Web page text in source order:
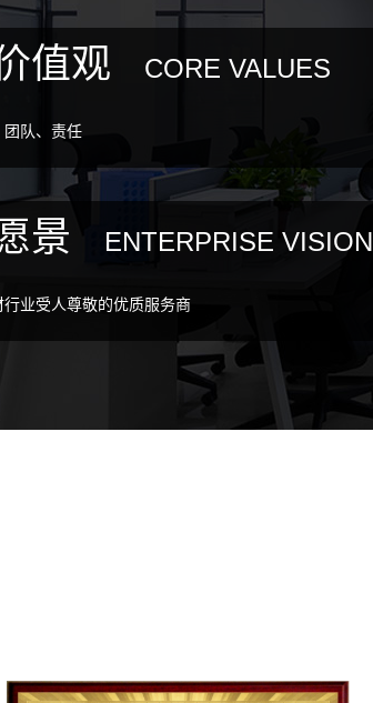
值观 CORE VALUES
团队、责任
景 ENTERPRISE VISION
业受人尊敬的优质服务商